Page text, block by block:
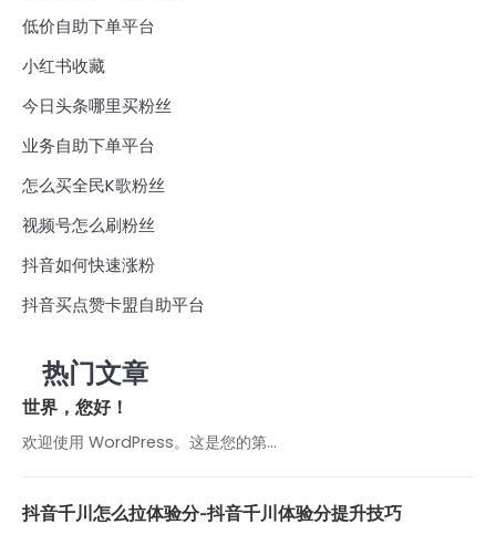
低价自助下单平台
小红书收藏
今日头条哪里买粉丝
业务自助下单平台
怎么买全民K歌粉丝
视频号怎么刷粉丝
抖音如何快速涨粉
抖音买点赞卡盟自助平台
热门文章
世界，您好！
欢迎使用 WordPress。这是您的第…
抖音千川怎么拉体验分-抖音千川体验分提升技巧